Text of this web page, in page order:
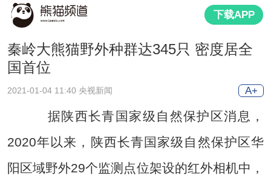
下载APP
秦岭大熊猫野外种群达345只 密度居全
国首位
2021-01-04 11:40 央视新闻 A+
据陕西长青国家级自然保护区消息，
2020年以来，陕西长青国家级自然保护区华
阳区域野外29个监测点位架设的红外相机中，